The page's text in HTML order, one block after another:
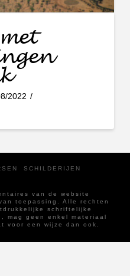
2022
SCHILDERIJEN
van de website
toepassing. Alle rechten
schriftelijke
mag geen enkel materiaal
voor een wijze dan ook.